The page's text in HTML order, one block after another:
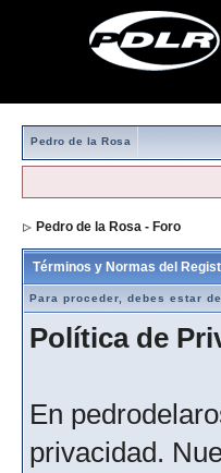
Pedro de la Rosa
Pedro de la Rosa - Foro
Términos y Normas del
Para proceder, debes estar
Política de
En
privacidad.